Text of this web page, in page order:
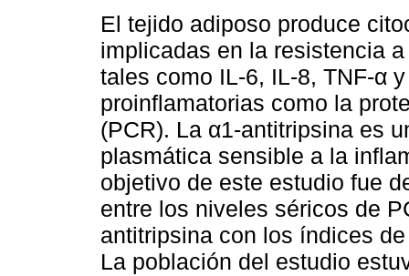
El tejido adiposo produce
implicadas en la resistencia
tales como IL-6, IL-8, TNF-α
proinflamatorias como la
(PCR). La α1-antitripsina es
plasmática sensible a la
objetivo de este estudio fue
entre los niveles séricos de
antitripsina con los índices
La población del estudio